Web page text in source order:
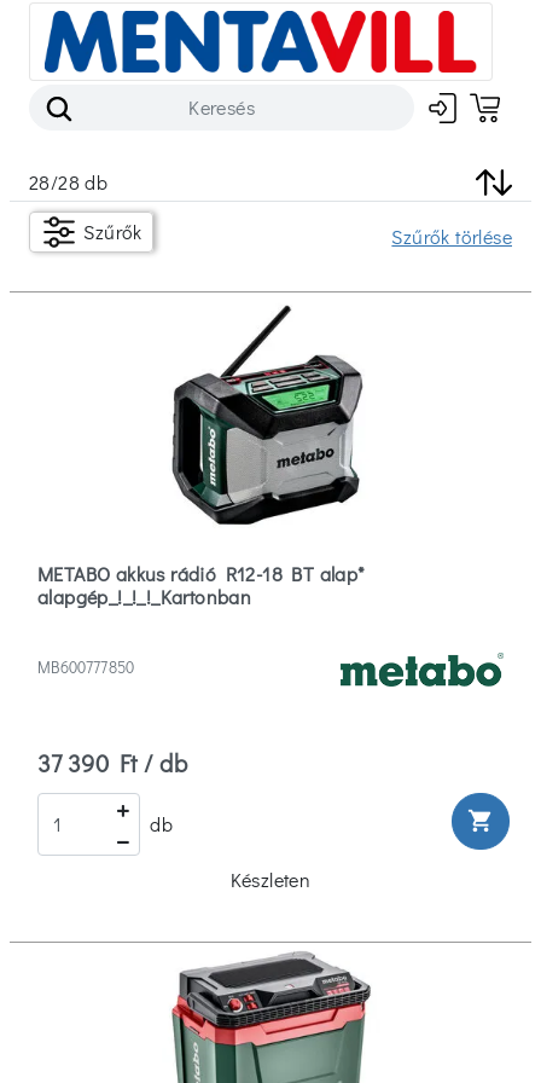
Szűrők
Típus
Akkumulátor
Falhoronymarók
(1)
Porszívó
Anyag
Fém/műanyag
28/28db
Szűrők
Szűrők törlése
METABO akkus rádió R12-18 BT alap*
alapgép_!_!_!_Kartonban
MB600777850
37 390 Ft / db
db shopping_cart
Készleten